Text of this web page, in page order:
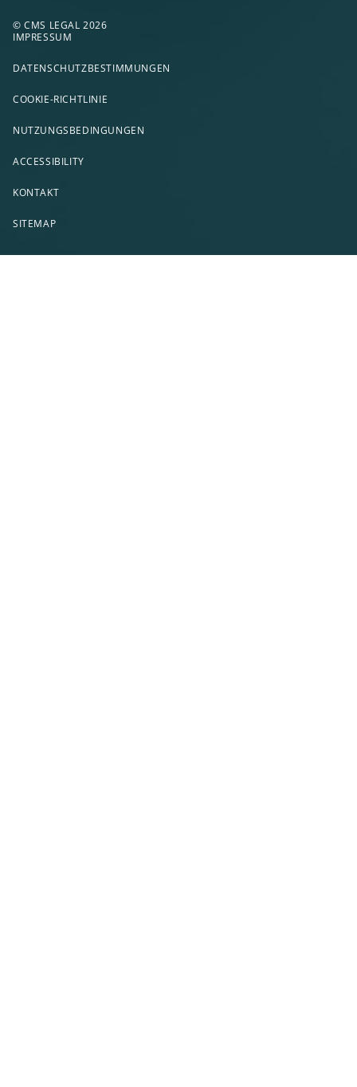
© CMS LEGAL 2026
IMPRESSUM
DATENSCHUTZBESTIMMUNGEN
COOKIE-RICHTLINIE
NUTZUNGSBEDINGUNGEN
ACCESSIBILITY
KONTAKT
SITEMAP